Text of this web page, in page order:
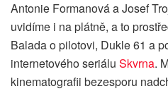
Antonie Formanová a Josef
uvidíme i na plátně, a to
Balada o pilotovi, Dukle 61 a
internetového seriálu Skvrna.
kinematografii bezesporu